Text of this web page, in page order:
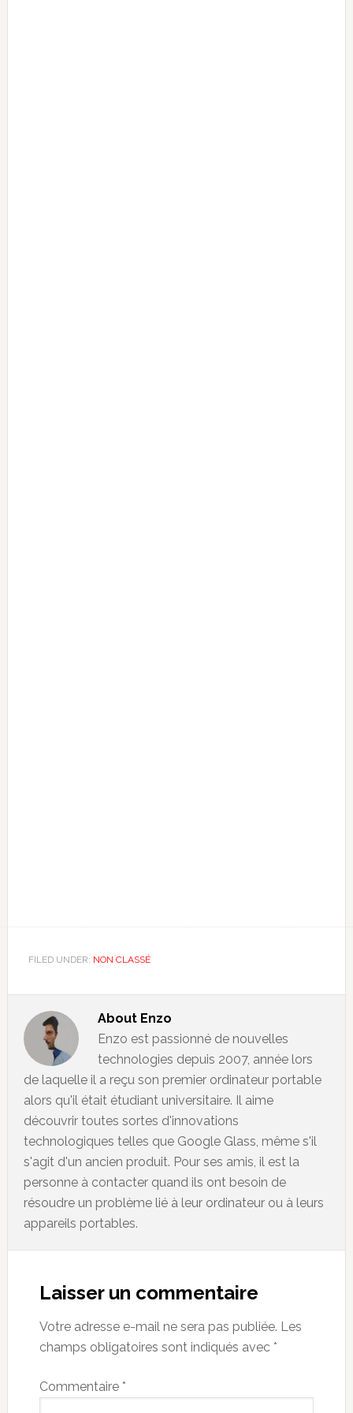
FILED UNDER: NON CLASSÉ
About Enzo
Enzo est passionné de nouvelles
technologies depuis 2007, année lors
de laquelle il a reçu son premier ordinateur portable
alors qu'il était étudiant universitaire. Il aime
découvrir toutes sortes d'innovations
technologiques telles que Google Glass, même s'il
s'agit d'un ancien produit. Pour ses amis, il est la
personne à contacter quand ils ont besoin de
résoudre un problème lié à leur ordinateur ou à leurs
appareils portables.
Interactions
Laisser un commentaire
Votre adresse e-mail ne sera pas publiée. Les
champs obligatoires sont indiqués avec *
Commentaire *